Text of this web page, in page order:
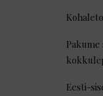
Eesti-